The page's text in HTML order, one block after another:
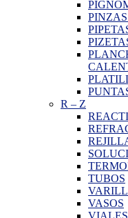
R – Z
TUBOS
VASOS